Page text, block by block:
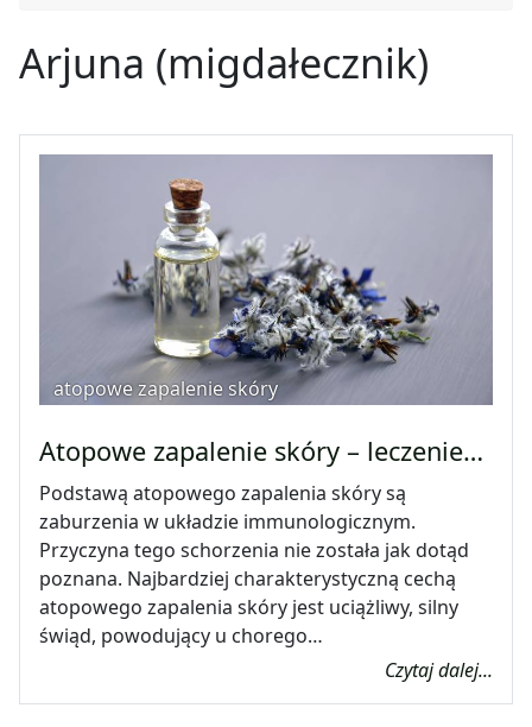
Arjuna (migdałecznik)
atopowe zapalenie skóry
Atopowe zapalenie skóry – leczenie…
Podstawą atopowego zapalenia skóry są
zaburzenia w układzie immunologicznym.
Przyczyna tego schorzenia nie została jak dotąd
poznana. Najbardziej charakterystyczną cechą
atopowego zapalenia skóry jest uciążliwy, silny
świąd, powodujący u chorego…
Czytaj dalej...